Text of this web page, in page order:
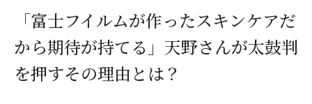
「富士フイルムが作ったスキンケアだ
から期待が持てる」天野さんが太鼓判
を押すその理由とは？